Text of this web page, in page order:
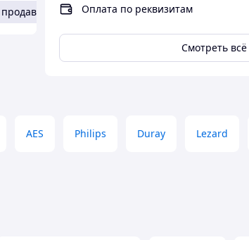
Оплата по реквизитам
Смотреть всё
AES Philips Duray Lezard